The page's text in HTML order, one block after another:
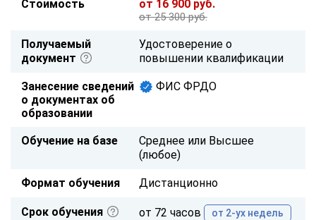
Стоимость от 16 900 руб.
от 25 300 руб.
Получаемый
документ
Удостоверение о
повышении квалификации
Занесение сведений
о документах об
образовании
ФИС ФРДО
Обучение на базе
Среднее или Высшее
(любое)
Формат обучения Дистанционно
Срок обучения от 72 часов от 2-ух недель